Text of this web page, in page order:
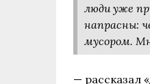
люди уже
напрасны:
мусором.
— рассказал